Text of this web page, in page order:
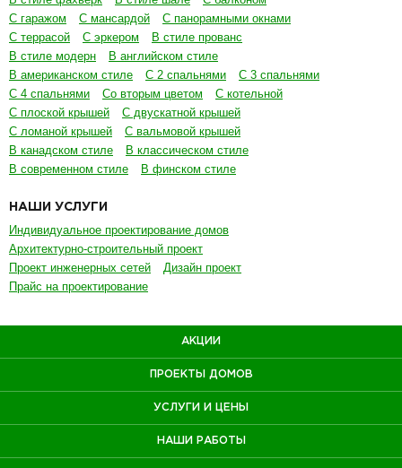
С гаражом
С мансардой
С панорамными окнами
С террасой
С эркером
В стиле прованс
В стиле модерн
В английском стиле
В американском стиле
С 2 спальнями
С 3 спальнями
С 4 спальнями
Со вторым цветом
С котельной
С плоской крышей
С двускатной крышей
С ломаной крышей
С вальмовой крышей
В канадском стиле
В классическом стиле
В современном стиле
В финском стиле
НАШИ УСЛУГИ
Индивидуальное проектирование домов
Архитектурно-строительный проект
Проект инженерных сетей
Дизайн проект
Прайс на проектирование
АКЦИИ
ПРОЕКТЫ ДОМОВ
УСЛУГИ И ЦЕНЫ
НАШИ РАБОТЫ